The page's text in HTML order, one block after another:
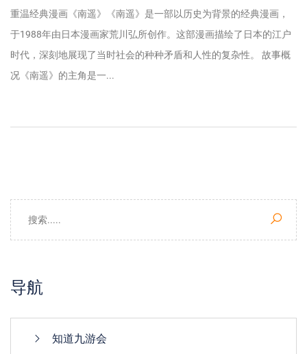
重温经典漫画《南遥》《南遥》是一部以历史为背景的经典漫画，
于1988年由日本漫画家荒川弘所创作。这部漫画描绘了日本的江户
时代，深刻地展现了当时社会的种种矛盾和人性的复杂性。 故事概
况《南遥》的主角是一...
导航
知道九游会